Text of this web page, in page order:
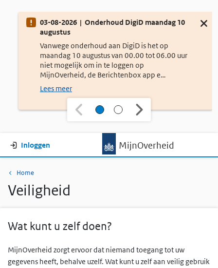
Onderhoud
03-08-2026 | Onderhoud DigiD maandag 10
augustus
Vanwege onderhoud aan DigiD is het op
maandag 10 augustus van 00.00 tot 06.00 uur
niet mogelijk om in te loggen op
MijnOverheid, de Berichtenbox app e…
Lees meer
Sluit
MijnOverheid
Gebruikersmenu
Inloggen
Kruimelpad
Home
Veiligheid
Wat kunt u zelf doen?
MijnOverheid zorgt ervoor dat niemand toegang tot uw
gegevens heeft, behalve uzelf. Wat kunt u zelf aan veilig gebruik